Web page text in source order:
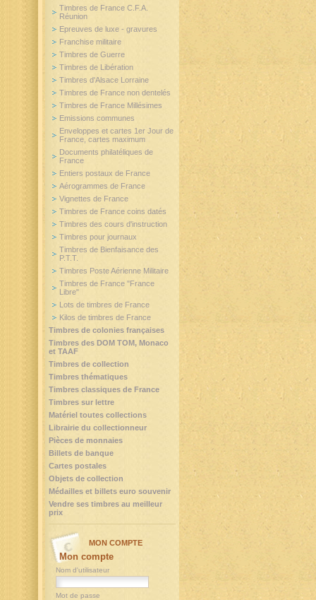
Timbres de France C.F.A.
Réunion
Epreuves de luxe - gravures
Franchise militaire
Timbres de Guerre
Timbres de Libération
Timbres d'Alsace Lorraine
Timbres de France non dentelés
Timbres de France Millésimes
Emissions communes
Enveloppes et cartes 1er Jour de
France, cartes maximum
Documents philatéliques de
France
Entiers postaux de France
Aérogrammes de France
Vignettes de France
Timbres de France coins datés
Timbres des cours d'instruction
Timbres pour journaux
Timbres de Bienfaisance des
P.T.T.
Timbres Poste Aérienne Militaire
Timbres de France "France
Libre"
Lots de timbres de France
Kilos de timbres de France
Timbres de colonies françaises
Timbres des DOM TOM, Monaco
et TAAF
Timbres de collection
Timbres thématiques
Timbres classiques de France
Timbres sur lettre
Matériel toutes collections
Librairie du collectionneur
Pièces de monnaies
Billets de banque
Cartes postales
Objets de collection
Médailles et billets euro souvenir
Vendre ses timbres au meilleur
prix
MON COMPTE
Mon compte
Nom d'utilisateur
Mot de passe